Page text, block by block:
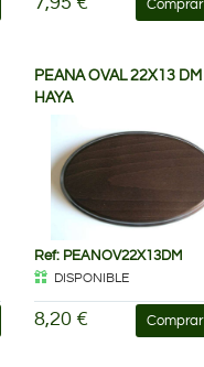
Comprar
PEANA OVAL 22X13 DM
HAYA
Ref: PEANOV22X13DM
DISPONIBLE
8,20 € Comprar